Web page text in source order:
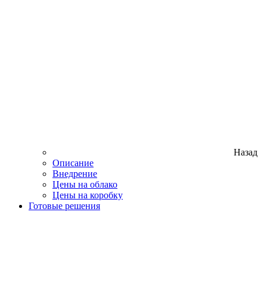
Назад
Описание
Внедрение
Цены на облако
Цены на коробку
Готовые решения